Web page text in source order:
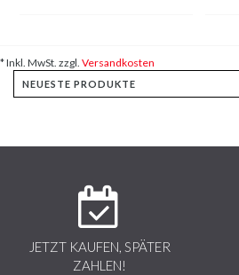
* Inkl. MwSt. zzgl. Versandkosten
JETZT KAUFEN, SPÄTER
ZAHLEN!